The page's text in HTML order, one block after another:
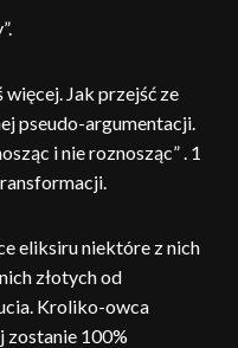
Jak przejść ze
pseudo-argumentacji.
i nie roznosząc” . 1
eliksiru niektóre z nich
złotych od
Kroliko-owca
zostanie 100%